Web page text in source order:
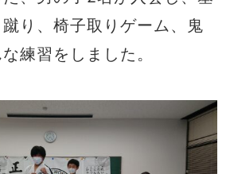
り、椅子取りゲーム、鬼
練習をしました。